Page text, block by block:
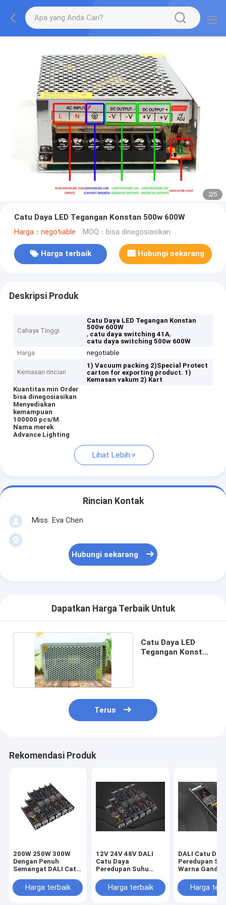
2/5
Catu Daya LED Tegangan Konstan 500w 600W
Harga：negotiable MOQ：bisa dinegosiasikan
Harga terbaik Hubungi sekarang
Deskripsi Produk
Cahaya Tinggi
Catu Daya LED Tegangan Konstan
500w 600W
, catu daya switching 41A,
catu daya switching 500w 600W
Harga
negotiable
Kemasan rincian
1) Vacuum packing 2)Special Protect
carton for exporting product. 1)
Kemasan vakum 2) Kart
Kuantitas min Order
bisa dinegosiasikan
Menyediakan
kemampuan
100000 pcs/M
Nama merek
Advance Lighting
Lihat Lebih
Rincian Kontak
Miss. Eva Chen
Hubungi sekarang
Dapatkan Harga Terbaik Untuk
Catu Daya LED
Tegangan Konstan
Terus
Rekomendasi Produk
200W 250W 300W
Dengan Penuh
Semangat DALI Catu
Suhu Warna Ganda
60W
Harga terbaik
12V 24V 48V DALI
Catu Daya
Peredupan Suhu
100WHarga terbaik
DALI Catu
Peredupan
Warna Ganda
dengan kuat
Harga